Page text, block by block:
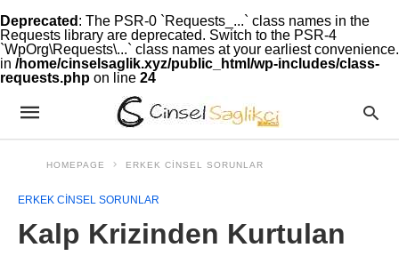
Deprecated : The PSR-0 `Requests_...` class names in the
Requests library are deprecated. Switch to the PSR-4
`WpOrg\Requests\...` class names at your earliest convenience.
in /home/cinselsaglik.xyz/public_html/wp-includes/class-
requests.php on line 24
HOMEPAGE ERKEK CINSEL SORUNLAR
ERKEK CINSEL SORUNLAR
Kalp Krizinden Kurtulan